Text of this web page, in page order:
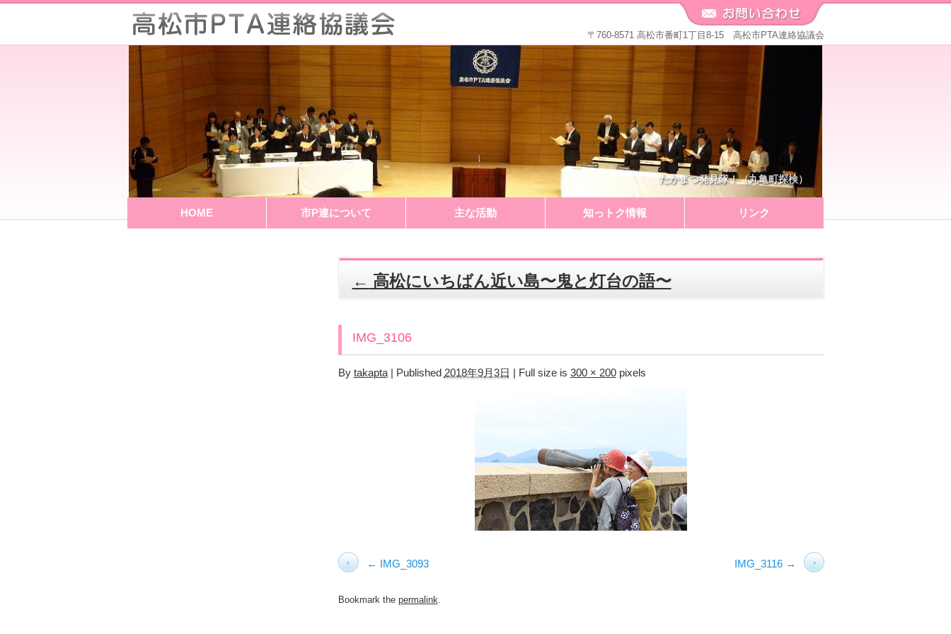
〒760-8571 高松市番町1丁目8-15 高松市PTA連絡協議会
たかまつ発見隊！（丸亀町探検）
HOME 市P連について 主な活動 知っトク情報 リンク
← 高松にいちばん近い島〜鬼と灯台の語〜
IMG_3106
By takapta | Published 2018年9月3日 | Full size is 300 × 200pixels
IMG_3093 IMG_3116
Bookmark the permalink.